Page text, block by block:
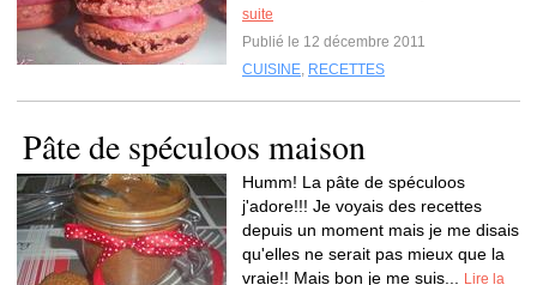
suite
Publié le 12 décembre 2011
CUISINE, RECETTES
Pâte de spéculoos maison
Humm! La pâte de spéculoos
j'adore!!! Je voyais des recettes
depuis un moment mais je me disais
qu'elles ne serait pas mieux que la
vraie!! Mais bon je me suis...
Lire la